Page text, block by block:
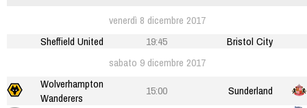
venerdì 8 dicembre 2017
Sheffield United
19:45
Bristol City
sabato 9 dicembre 2017
Wolverhampton
Wanderers
15:00
Sunderland